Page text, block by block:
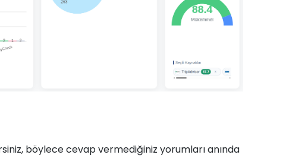
böylece cevap vermediğiniz yorumları anında